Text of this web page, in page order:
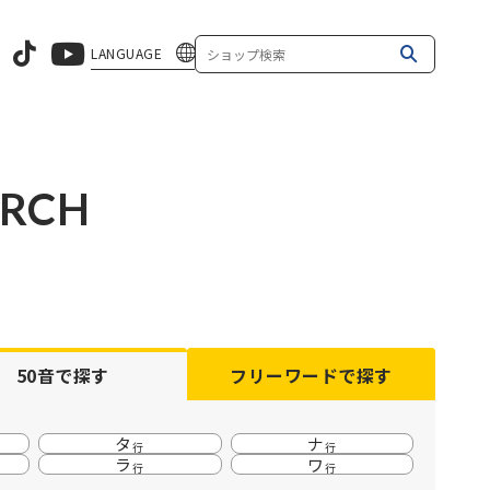
LANGUAGE
50音で探す フリーワードで探す
タ行 ナ行
ラ行 ワ 行